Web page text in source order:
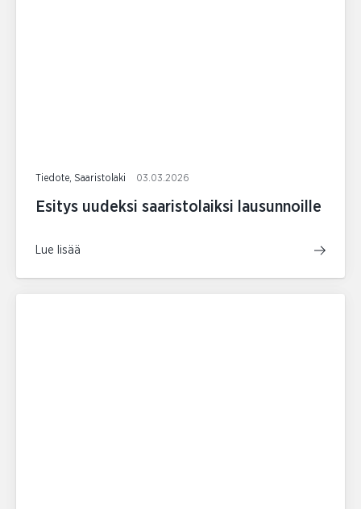
Tiedote, Saaristolaki 03.03.2026
Esitys uudeksi saaristolaiksi lausunnoille
Lue lisää